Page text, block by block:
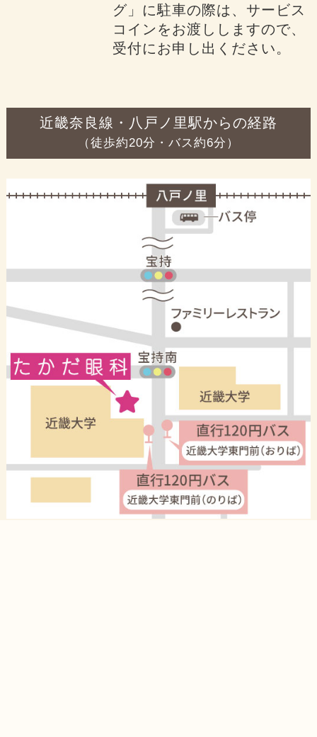
グ」に駐車の際は、サービス
コインをお渡ししますので、
受付にお申し出ください。
近畿奈良線・八戸ノ里駅からの経路
（徒歩約20分・バス約6分）